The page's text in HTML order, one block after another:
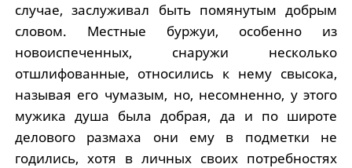
случае, заслуживал быть помянутым добрым
словом. Местные буржуи, особенно из
новоиспеченных, снаружи несколько
отшлифованные, относились к нему свысока,
называя его чумазым, но, несомненно, у этого
мужика душа была добрая, да и по широте
делового размаха они ему в подметки не
годились, хотя в личных своих потребностях